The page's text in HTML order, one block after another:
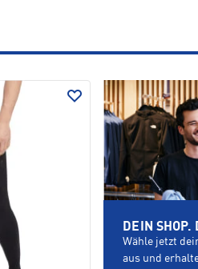
DEIN SHOP.
Wähle jetzt
aus und